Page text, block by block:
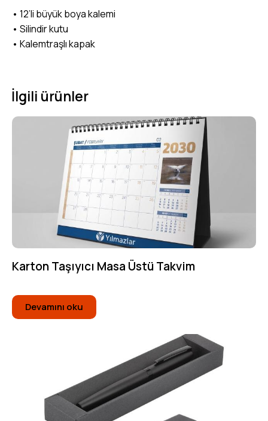
• 12’li büyük boya kalemi
• Silindir kutu
• Kalemtraşlı kapak
İlgili ürünler
Karton Taşıyıcı Masa Üstü Takvim
Devamını oku